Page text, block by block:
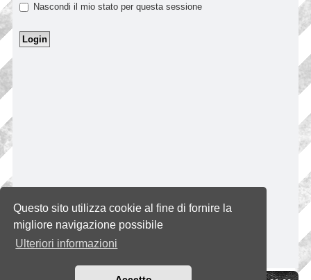
Questo sito utilizza cookie al fine di fornire la
migliore navigazione possibile
Ulteriori informazioni
Nascondi il mio stato per questa sessione